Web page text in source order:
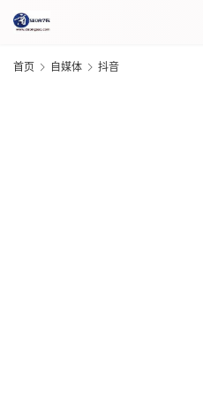
首页 自媒体 抖音